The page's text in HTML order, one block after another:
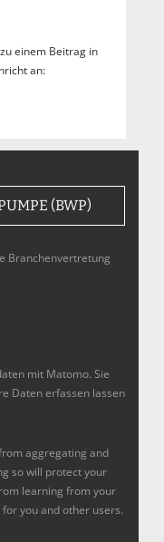
einem Beitrag in
an:
(BWP)
Branchenvertretung
mit Matomo. Sie
Daten erfassen lassen
aggregating and
so will protect your
learning from your
you and other users.